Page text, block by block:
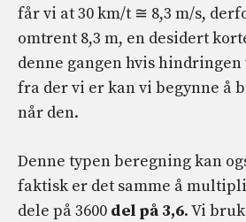
får vi at 30 km/t ≅ 8,3 m/s,
omtrent 8,3 m, en desidert
denne gangen hvis hindringen
fra der vi er kan vi begynne å
når den.
Denne typen beregning kan
faktisk er det samme å
dele på 3600 del på 3,6. Vi